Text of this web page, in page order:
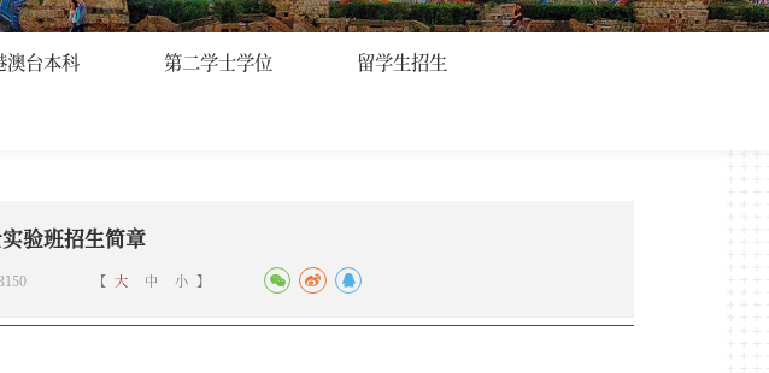
澳台本科 第二学士学位 留学生招生
验班招生简章
【 大 中 小 】